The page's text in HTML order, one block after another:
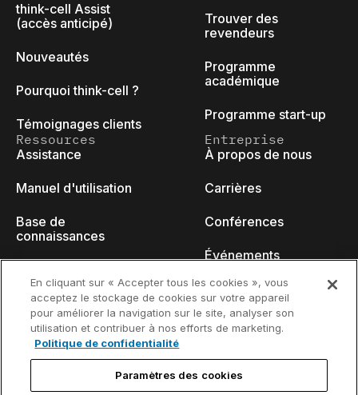
think-cell Assist
(accès anticipé)
Nouveautés
Pourquoi think-cell ?
Témoignages clients
Trouver des
revendeurs
Programme
académique
Programme start-up
Ressources
Assistance
Manuel d'utilisation
Base de
connaissances
Tutoriels vidéo
Centre de contenu
Entreprise
À propos de nous
Carrières
Conférences
Événements
Blog des
développeurs
Nous contacter
En cliquant sur « Accepter tous les cookies », vous
acceptez le stockage de cookies sur votre appareil
pour améliorer la navigation sur le site, analyser son
utilisation et contribuer à nos efforts de marketing.
Politique de confidentialité
Paramètres des cookies